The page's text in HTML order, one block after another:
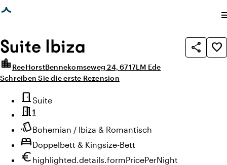
geladen
photo_library
Suite Ibiza share
favorite_border
location_city ReeHorstBennekomseweg 24, 6717LM Ede
Schreiben Sie die erste Rezension
Highlights
door_front Zimmertyp
Suite
meeting_room1
styleAmbiente
Bohemian / Ibiza & Romantisch
bedDoppelbett & Kingsize-Bett
euro Mindestpreis
highlighted.details.formPricePerNight